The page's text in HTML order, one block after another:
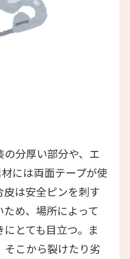
分厚い部分や、エ
には両面テープが使
皮は安全ピンを刺す
め、場所によって
とても目立つ。ま
そこから裂けたり劣